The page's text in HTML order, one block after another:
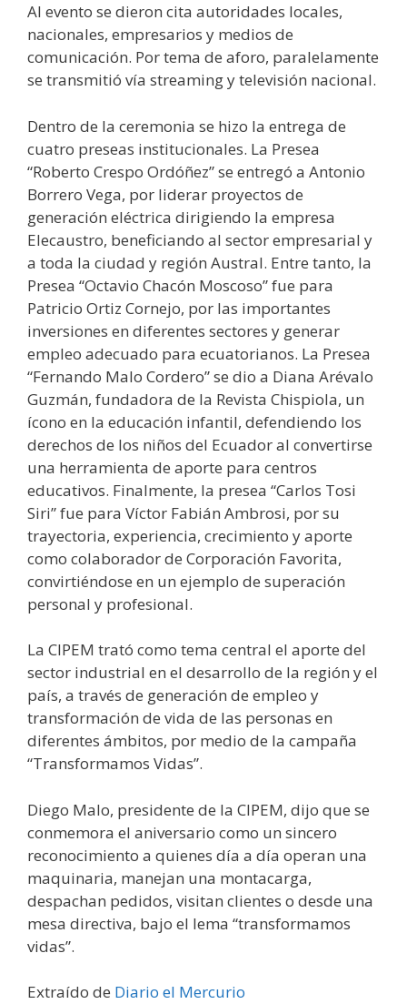
Al evento se dieron cita autoridades locales,
nacionales, empresarios y medios de
comunicación. Por tema de aforo, paralelamente
se transmitió vía streaming y televisión nacional.
Dentro de la ceremonia se hizo la entrega de
cuatro preseas institucionales. La Presea
“Roberto Crespo Ordóñez” se entregó a Antonio
Borrero Vega, por liderar proyectos de
generación eléctrica dirigiendo la empresa
Elecaustro, beneficiando al sector empresarial y
a toda la ciudad y región Austral. Entre tanto, la
Presea “Octavio Chacón Moscoso” fue para
Patricio Ortiz Cornejo, por las importantes
inversiones en diferentes sectores y generar
empleo adecuado para ecuatorianos. La Presea
“Fernando Malo Cordero” se dio a Diana Arévalo
Guzmán, fundadora de la Revista Chispiola, un
ícono en la educación infantil, defendiendo los
derechos de los niños del Ecuador al convertirse
una herramienta de aporte para centros
educativos. Finalmente, la presea “Carlos Tosi
Siri” fue para Víctor Fabián Ambrosi, por su
trayectoria, experiencia, crecimiento y aporte
como colaborador de Corporación Favorita,
convirtiéndose en un ejemplo de superación
personal y profesional.
La CIPEM trató como tema central el aporte del
sector industrial en el desarrollo de la región y el
país, a través de generación de empleo y
transformación de vida de las personas en
diferentes ámbitos, por medio de la campaña
“Transformamos Vidas”.
Diego Malo, presidente de la CIPEM, dijo que se
conmemora el aniversario como un sincero
reconocimiento a quienes día a día operan una
maquinaria, manejan una montacarga,
despachan pedidos, visitan clientes o desde una
mesa directiva, bajo el lema “transformamos
vidas”.
Extraído de Diario el Mercurio